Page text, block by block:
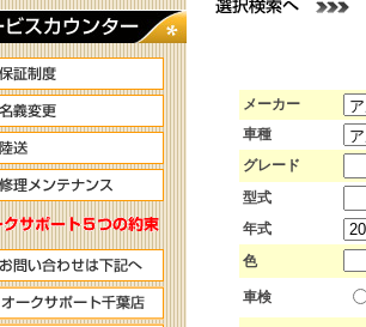
メーカー
車種
グレード
型式
年式
色
車検